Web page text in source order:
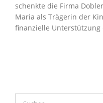
schenkte die Firma
Maria als Trägerin der
finanzielle Unterstützung